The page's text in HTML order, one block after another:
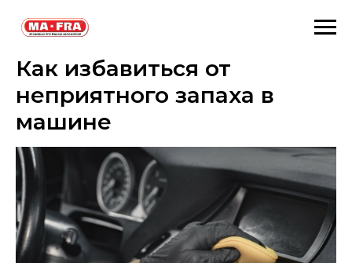
Как избавиться от
неприятного запаха в
машине